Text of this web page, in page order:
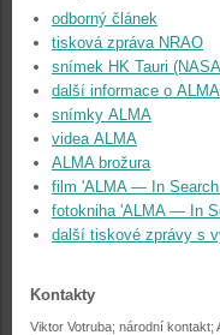
odborný článek
tisková zpráva NRAO
snímek HK Tauri
další informace o ALMA
snímky ALMA
videa ALMA
ALMA brožura
film 'ALMA — In
fotokniha 'ALMA — In
další tiskové zprávy s
Kontakty
Viktor Votruba; národní kontakt;